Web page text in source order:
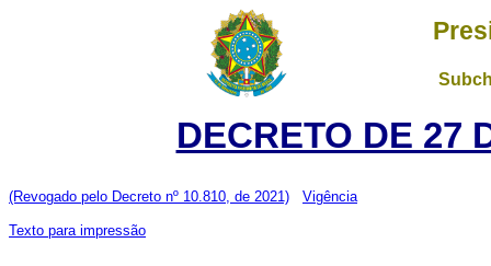
DECRETO DE 27
(Revogado pelo Decreto nº 10.810, de 2021) Vigência
Texto para impressão